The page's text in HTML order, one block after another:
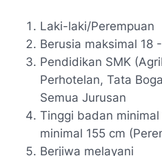
Laki-laki/Perempuan
Berusia maksimal 18
Pendidikan SMK
Perhotelan, Tata
Semua Jurusan
Tinggi badan
minimal 155 cm
Berjiwa melayani